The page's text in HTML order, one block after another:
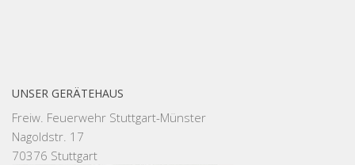
UNSER GERÄTEHAUS
Freiw. Feuerwehr Stuttgart-Münster
Nagoldstr. 17
70376 Stuttgart